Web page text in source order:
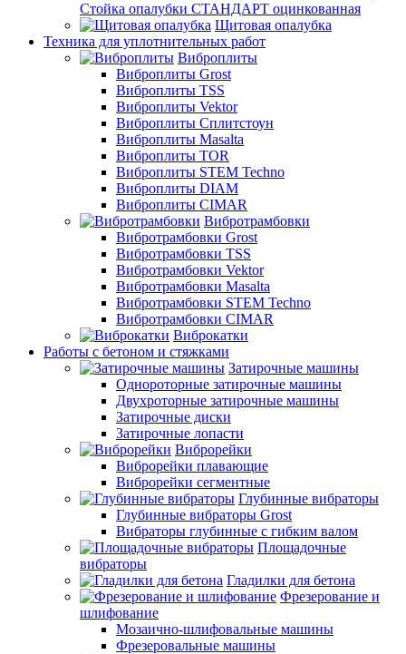
Стойка опалубки СТАНДАРТ оцинкованная
Щитовая опалубка
Техника для уплотнительных работ
Виброплиты
Виброплиты Grost
Виброплиты TSS
Виброплиты Vektor
Виброплиты Сплитстоун
Виброплиты Masalta
Виброплиты TOR
Виброплиты STEM Techno
Виброплиты DIAM
Виброплиты CIMAR
Вибротрамбовки
Вибротрамбовки Grost
Вибротрамбовки TSS
Вибротрамбовки Vektor
Вибротрамбовки Masalta
Вибротрамбовки STEM Techno
Вибротрамбовки CIMAR
Виброкатки
Работы с бетоном и стяжками
Затирочные машины
Однороторные затирочные машины
Двухроторные затирочные машины
Затирочные диски
Затирочные лопасти
Виброрейки
Виброрейки плавающие
Виброрейки сегментные
Глубинные вибраторы
Глубинные вибраторы Grost
Вибраторы глубинные с гибким валом
Площадочные
вибраторы
Гладилки для бетона
Фрезерование и
шлифование
Мозаично-шлифовальные машины
Фрезеровальные машины